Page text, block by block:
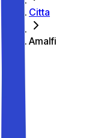
Citta
Amalfi
Guide
Se garer à